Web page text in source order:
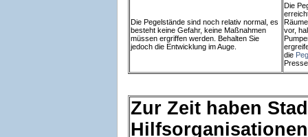
Die Pegelstände sind noch relativ normal, es
besteht keine Gefahr, keine Maßnahmen
müssen ergriffen werden. Behalten Sie
jedoch die Entwicklung im Auge.
Die
vor,
die
Zur Zeit haben
Hilfsorganisationen